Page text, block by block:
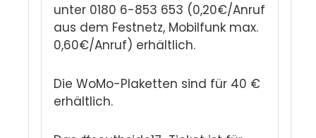
unter 0180 6-853 653 (0,20€/Anruf
aus dem Festnetz, Mobilfunk max.
0,60€/Anruf) erhältlich.
Die WoMo-Plaketten sind für 40 €
erhältlich.